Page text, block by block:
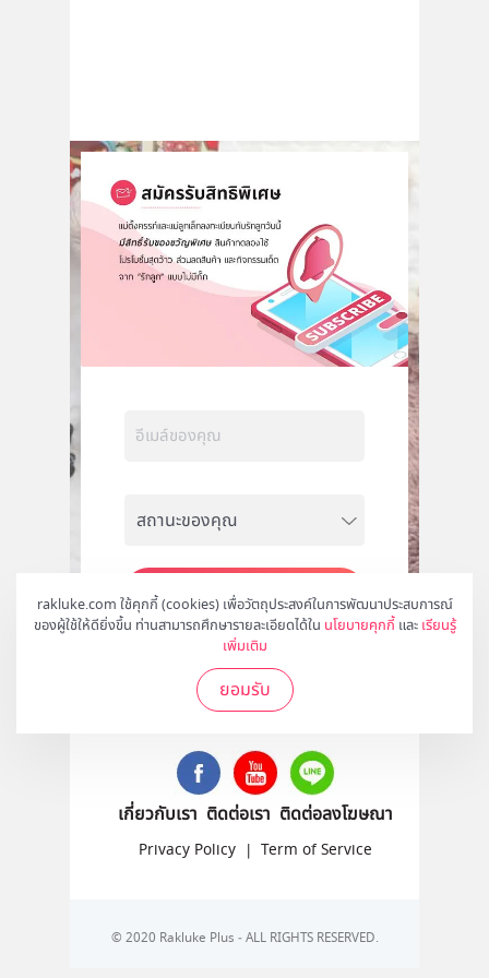
rakluke.com ใช้คุกกี้ (cookies) เพื่อวัตถุประสงค์ในการพัฒนาประสบการณ์
ของผู้ใช้ให้ดียิ่งขึ้น ท่านสามารถศึกษารายละเอียดได้ใน นโยบายคุกกี้ และ เรียนรู้
เพิ่มเติม
ยอมรับ
สมัคร
ติดตามเราได้ที่
เกี่ยวกับเรา ติดต่อเรา ติดต่อลงโฆษณา
Privacy Policy | Term of Service
© 2020 Rakluke Plus - ALL RIGHTS RESERVED.